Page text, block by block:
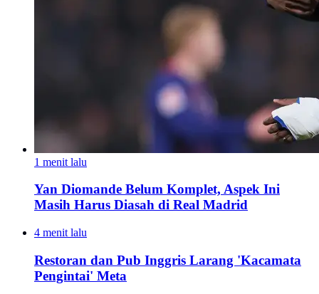
1 menit lalu
Yan Diomande Belum Komplet, Aspek Ini
Masih Harus Diasah di Real Madrid
4 menit lalu
Restoran dan Pub Inggris Larang 'Kacamata
Pengintai' Meta